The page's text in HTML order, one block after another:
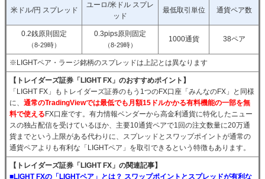
米ドル/円 スプレッド
ユーロ/米ドル スプレ
ッド
最低取引単位 通貨ペア数
0.2銭原則固定
（8-29時）
0.3pips原則固定
（8-29時）
1000通貨 38ペア
※LIGHTペア・ラージ銘柄のスプレッドは上記とは異なります
【トレイダーズ証券「LIGHT FX」のおすすめポイント】
「LIGHT FX」もトレイダーズ証券のもう1つのFX口座「みんなのFX」と同様
に、 通常のTradingViewでは最低でも月額15ドルかかる有料機能の一部を無
料で使える FX口座です。有力情報ベンダーから高金利通貨に特化したニュー
スの独占配信を受けているほか、主要10通貨ペアで1回の注文数量に20万通
貨までという上限がある代わりに、スプレッドとスワップポイントが通常の
通貨ペアよりも有利な「LIGHTペア」を取引できるという特徴もあります。
【トレイダーズ証券「LIGHT FX」の関連記事】
■LIGHT FXの「LIGHTペア」とは？ スワップポイントとスプレッドが有利な